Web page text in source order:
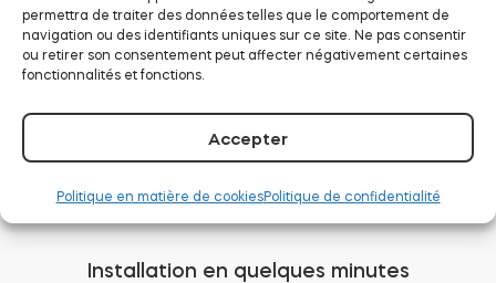
permettra de traiter des données telles que le comportement de
navigation ou des identifiants uniques sur ce site. Ne pas consentir
ou retirer son consentement peut affecter négativement certaines
fonctionnalités et fonctions.
Accepter
Politique en matière de cookiesPolitique de confidentialité
et personnalisable avec des autorisations d'accès.
sécurisé de 5 à 8 chiffres. Partagez un accès personnalisé
locataires ou les employés.
Installation en quelques minutes